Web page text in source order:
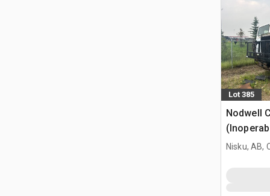
Lot 385
Nodwell
Nisku, AB,